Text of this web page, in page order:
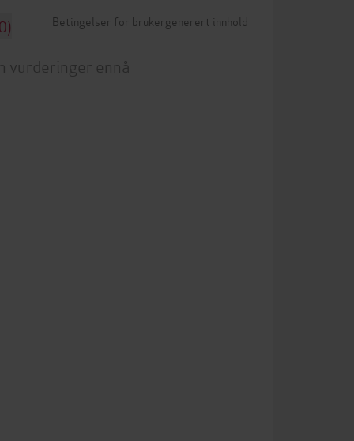
Betingelser for brukergenerert innhold
vurderinger ennå